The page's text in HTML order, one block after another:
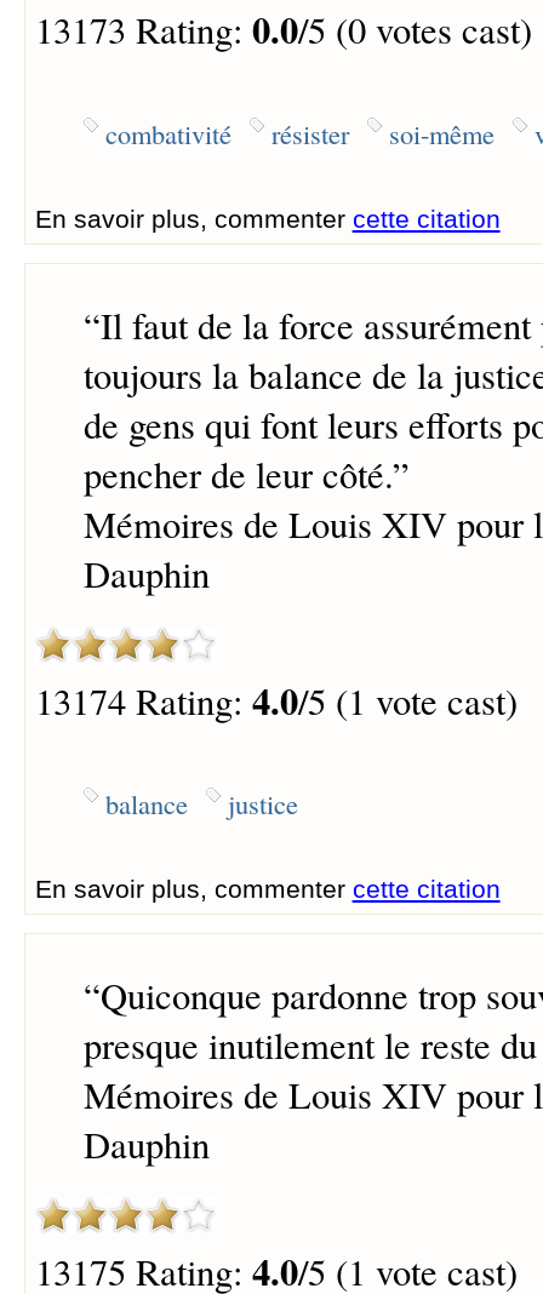
13173 Rating: 0.0/5 (0 votes cast)
combativité résister soi-même
En savoir plus, commenter cette citation
“Il faut de la force
toujours la balance de la
de gens qui font leurs efforts
pencher de leur côté.”
Mémoires de Louis XIV pour
Dauphin
13174 Rating: 4.0/5 (1 vote cast)
balance justice
En savoir plus, commenter cette citation
“Quiconque pardonne trop
presque inutilement le reste
Mémoires de Louis XIV pour
Dauphin
13175 Rating: 4.0/5 (1 vote cast)